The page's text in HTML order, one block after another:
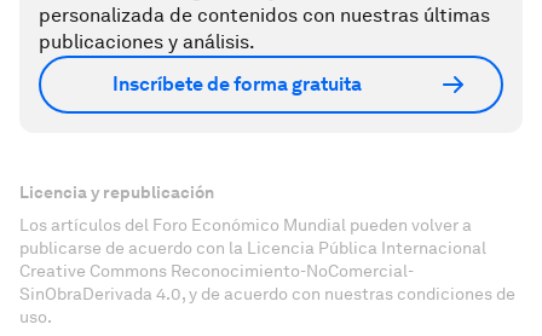
personalizada de contenidos con nuestras últimas
publicaciones y análisis.
Inscríbete de forma gratuita
Licencia y republicación
Los artículos del Foro Económico Mundial pueden volver a
publicarse de acuerdo con la Licencia Pública Internacional
Creative Commons Reconocimiento-NoComercial-
SinObraDerivada 4.0, y de acuerdo con nuestras condiciones de
uso.